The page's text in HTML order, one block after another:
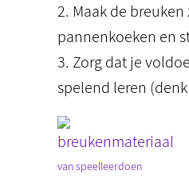
2. Maak de
pannenkoeken en
3. Zorg dat je
spelend leren
vanspeelleerdoen